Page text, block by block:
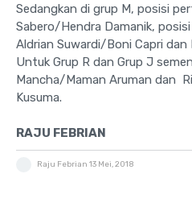
Sedangkan di grup M, posisi
Sabero/Hendra Damanik,
Aldrian Suwardi/Boni Capri
Untuk Grup R dan Grup J
Mancha/Maman Aruman dan
Kusuma.
RAJU FEBRIAN
Raju Febrian 13 Mei, 2018